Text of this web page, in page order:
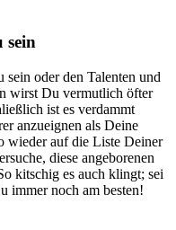
sein
sein oder den Talenten und
wirst Du vermutlich öfter
ist es verdammt
anzueignen als Deine
wieder auf die Liste Deiner
diese angeborenen
kitschig es auch klingt; sei
immer noch am besten!